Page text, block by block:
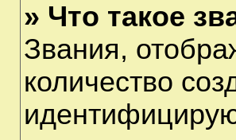
» Что такое
Звания,
количество